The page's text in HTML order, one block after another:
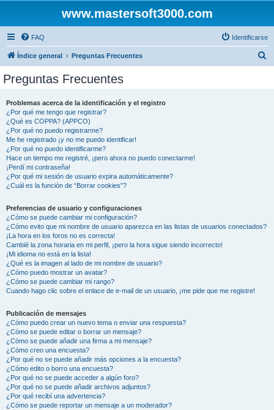
www.mastersoft3000.com
FAQ Identificarse
Índice general Preguntas Frecuentes
Preguntas Frecuentes
Problemas acerca de la identificación y el registro
¿Por qué me tengo que registrar?
¿Qué es COPPA? (APPCO)
¿Por qué no puedo registrarme?
Me he registrado ¡y no me puedo identificar!
¿Por qué no puedo identificarme?
Hace un tiempo me registré, ¡pero ahora no puedo conectarme!
¡Perdí mi contraseña!
¿Por qué mi sesión de usuario expira automáticamente?
¿Cuál es la función de “Borrar cookies”?
Preferencias de usuario y configuraciones
¿Cómo se puede cambiar mi configuración?
¿Cómo evito que mi nombre de usuario aparezca en las listas de usuarios conectados?
¡La hora en los foros no es correcta!
Cambié la zona horaria en mi perfil, ¡pero la hora sigue siendo incorrecto!
¡Mi idioma no está en la lista!
¿Qué es la imagen al lado de mi nombre de usuario?
¿Cómo puedo mostrar un avatar?
¿Cómo se puede cambiar mi rango?
Cuando hago clic sobre el enlace de e-mail de un usuario, ¡me pide que me registre!
Publicación de mensajes
¿Cómo puedo crear un nuevo tema o enviar una respuesta?
¿Cómo se puede editar o borrar un mensaje?
¿Cómo se puede añadir una firma a mi mensaje?
¿Cómo creo una encuesta?
¿Por qué no se puede añadir más opciones a la encuesta?
¿Cómo edito o borro una encuesta?
¿Por qué no se puede acceder a algún foro?
¿Por qué no se puede añadir archivos adjuntos?
¿Por qué recibí una advertencia?
¿Cómo se puede reportar un mensaje a un moderador?